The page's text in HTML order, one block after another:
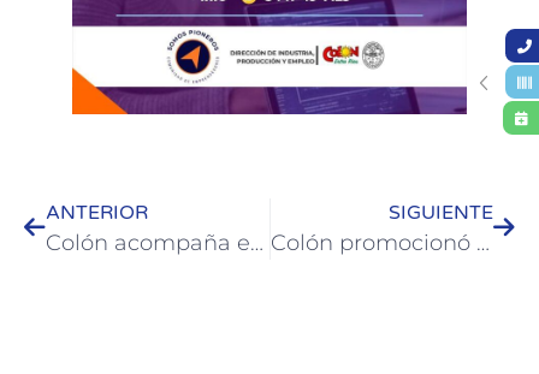
ANTERIOR
Colón acompaña entrenamientos laborales para personas con discapacidad
SIGUIENTE
Colón promocionó su propuesta turística de invierno en la Ciudad de Buenos Aires